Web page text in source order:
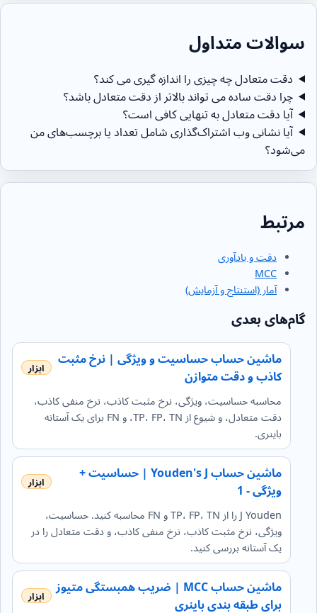
سوالات متداول
دقت متعادل چه چیزی را اندازه گیری می کند؟
چرا دقت ساده می تواند بالاتر از دقت متعادل باشد؟
آیا دقت متعادل به تنهایی کافی است؟
آیا نشانی وب اشتراک‌گذاری شامل تعداد یا برچسب‌های من
می‌شود؟
مرتبط
دقت و یادآوری
MCC
آمار (استنتاج و آزمایش)
گام‌های بعدی
ماشین حساب حساسیت و ویژگی | نرخ مثبت
کاذب و دقت متوازن
محاسبه حساسیت، ویژگی، نرخ مثبت کاذب، نرخ منفی کاذب،
دقت متعادل، و شیوع از TP، FP، TN، و FN برای یک آستانه
باینری.
ماشین حساب Youden's J | حساسیت +
ویژگی - 1
J Youden را از TP، FP، TN و FN محاسبه کنید. حساسیت،
ویژگی، نرخ مثبت کاذب، نرخ منفی کاذب، و دقت متعادل را در
یک آستانه بررسی کنید.
ماشین حساب MCC | ضریب همبستگی متیوز
برای طبقه بندی باینری